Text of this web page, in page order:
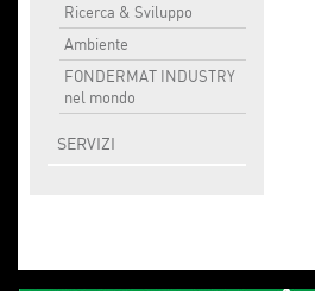
Ricerca & Sviluppo
Ambiente
FONDERMAT INDUSTRY
nel mondo
SERVIZI